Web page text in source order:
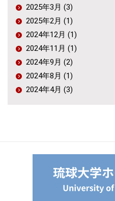
2025年3月 (3)
2025年2月 (1)
2024年12月 (1)
2024年11月 (1)
2024年9月 (2)
2024年8月 (1)
2024年4月 (3)